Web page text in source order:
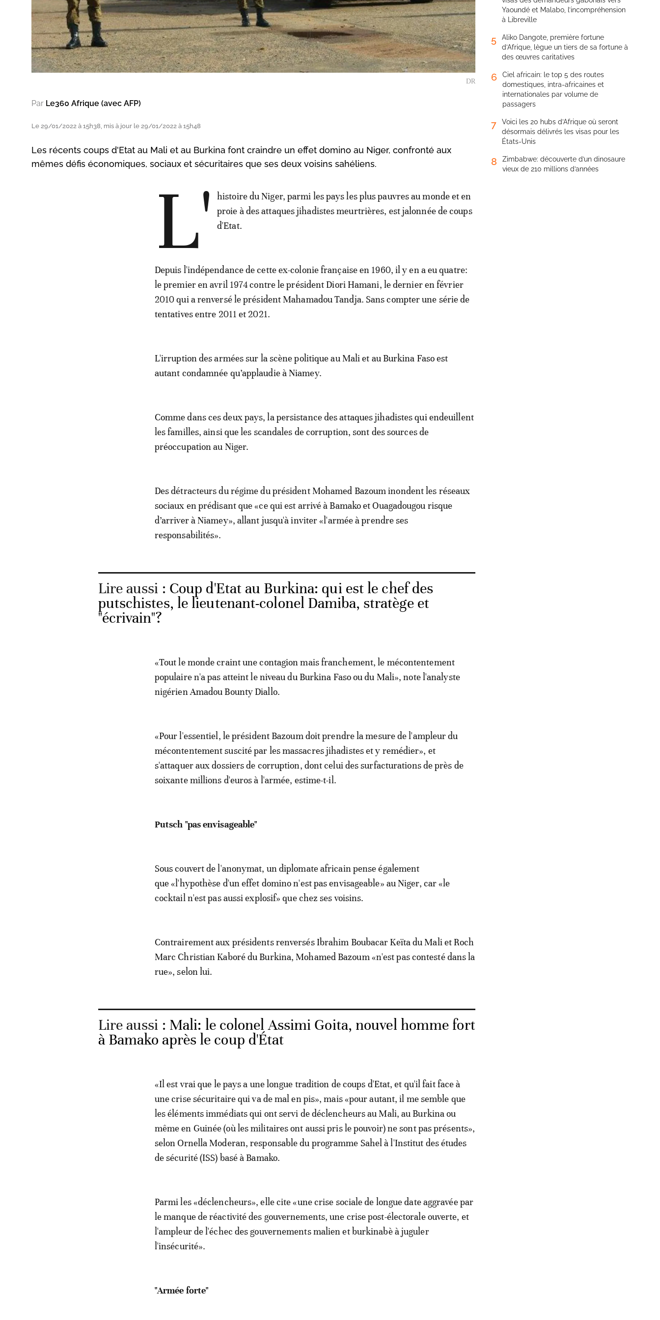
DR
Par Le360 Afrique (avec AFP)
Le 29/01/2022 à 15h38, mis à jour le 29/01/2022 à 15h48
Les récents coups d'Etat au Mali et au Burkina font craindre un effet domino au Niger, confronté aux
mêmes défis économiques, sociaux et sécuritaires que ses deux voisins sahéliens.
L'
histoire du Niger, parmi les pays les plus pauvres au monde et en
proie à des attaques jihadistes meurtrières, est jalonnée de coups
d'Etat.
Depuis l'indépendance de cette ex-colonie française en 1960, il y en a eu quatre:
le premier en avril 1974 contre le président Diori Hamani, le dernier en février
2010 qui a renversé le président Mahamadou Tandja. Sans compter une série de
tentatives entre 2011 et 2021.
L'irruption des armées sur la scène politique au Mali et au Burkina Faso est
autant condamnée qu’applaudie à Niamey.
Comme dans ces deux pays, la persistance des attaques jihadistes qui endeuillent
les familles, ainsi que les scandales de corruption, sont des sources de
préoccupation au Niger.
Des détracteurs du régime du président Mohamed Bazoum inondent les réseaux
sociaux en prédisant que «ce qui est arrivé à Bamako et Ouagadougou risque
d’arriver à Niamey», allant jusqu'à inviter «l'armée à prendre ses
responsabilités».
Lire aussi : Coup d'Etat au Burkina: qui est le chef des
putschistes, le lieutenant-colonel Damiba, stratège et
"écrivain"?
«Tout le monde craint une contagion mais franchement, le mécontentement
populaire n'a pas atteint le niveau du Burkina Faso ou du Mali», note l'analyste
nigérien Amadou Bounty Diallo.
«Pour l'essentiel, le président Bazoum doit prendre la mesure de l'ampleur du
mécontentement suscité par les massacres jihadistes et y remédier», et
s'attaquer aux dossiers de corruption, dont celui des surfacturations de près de
soixante millions d'euros à l'armée, estime-t-il.
Putsch "pas envisageable"
Sous couvert de l'anonymat, un diplomate africain pense également
que «l'hypothèse d'un effet domino n'est pas envisageable» au Niger, car «le
cocktail n'est pas aussi explosif» que chez ses voisins.
Contrairement aux présidents renversés Ibrahim Boubacar Keïta du Mali et Roch
Marc Christian Kaboré du Burkina, Mohamed Bazoum «n'est pas contesté dans la
rue», selon lui.
Lire aussi : Mali: le colonel Assimi Goita, nouvel homme fort
à Bamako après le coup d'État
«Il est vrai que le pays a une longue tradition de coups d'Etat, et qu'il fait face à
une crise sécuritaire qui va de mal en pis», mais «pour autant, il me semble que
les éléments immédiats qui ont servi de déclencheurs au Mali, au Burkina ou
même en Guinée (où les militaires ont aussi pris le pouvoir) ne sont pas présents»,
selon Ornella Moderan, responsable du programme Sahel à l'Institut des études
de sécurité (ISS) basé à Bamako.
Parmi les «déclencheurs», elle cite «une crise sociale de longue date aggravée par
le manque de réactivité des gouvernements, une crise post-électorale ouverte, et
l'ampleur de l'échec des gouvernements malien et burkinabè à juguler
l'insécurité».
"Armée forte"
Yaoundé et Malabo, l’incompréhension
à Libreville
5
Aliko Dangote, première fortune
d’Afrique, lègue un tiers de sa fortune à
des œuvres caritatives
6
Ciel africain: le top 5 des routes
domestiques, intra-africaines et
internationales par volume de
passagers
7
Voici les 20 hubs d’Afrique où seront
désormais délivrés les visas pour les
États-Unis
8
Zimbabwe: découverte d’un dinosaure
vieux de 210 millions d’années